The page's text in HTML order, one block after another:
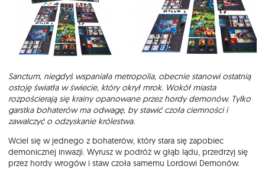
Sanctum, niegdyś wspaniała metropolia, obecnie stanowi ostatnią
ostoję światła w świecie, który okrył mrok. Wokół miasta
rozpościerają się krainy opanowane przez hordy demonów. Tylko
garstka bohaterów ma odwagę, by stawić czoła ciemności i
zawalczyć o odzyskanie królestwa.
Wciel się w jednego z bohaterów, który stara się zapobiec
demonicznej inwazji. Wyrusz w podróż w głąb lądu, przedrzyj się
przez hordy wrogów i staw czoła samemu Lordowi Demonów.